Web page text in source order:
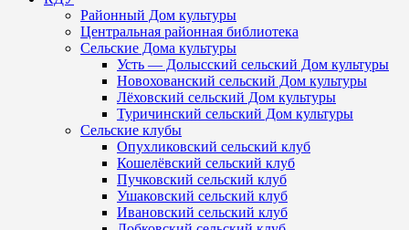
Районный Дом культуры
Центральная районная библиотека
Сельские Дома культуры
Усть — Долысский сельский Дом культуры
Новохованский сельский Дом культуры
Лёховский сельский Дом культуры
Туричинский сельский Дом культуры
Сельские клубы
Опухликовский сельский клуб
Кошелёвский сельский клуб
Пучковский сельский клуб
Ушаковский сельский клуб
Ивановский сельский клуб